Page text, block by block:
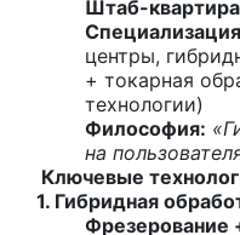
Штаб-
центры,
+ токарная
технологии)
Философия:
на
Ключевые
1. Гибридная
Фрезерование